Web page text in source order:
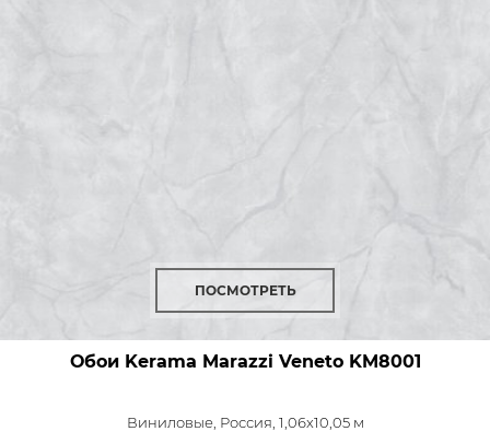
ПОСМОТРЕТЬ
Обои Kerama Marazzi VenetoKM8001
Виниловые, Россия, 1,06x10,05 м